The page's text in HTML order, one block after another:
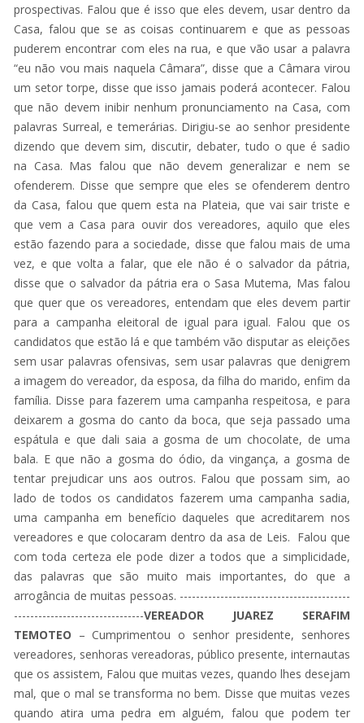
prospectivas. Falou que é isso que eles devem, usar dentro da
Casa, falou que se as coisas continuarem e que as pessoas
puderem encontrar com eles na rua, e que vão usar a palavra
“eu não vou mais naquela Câmara”, disse que a Câmara virou
um setor torpe, disse que isso jamais poderá acontecer. Falou
que não devem inibir nenhum pronunciamento na Casa, com
palavras Surreal, e temerárias. Dirigiu-se ao senhor presidente
dizendo que devem sim, discutir, debater, tudo o que é sadio
na Casa. Mas falou que não devem generalizar e nem se
ofenderem. Disse que sempre que eles se ofenderem dentro
da Casa, falou que quem esta na Plateia, que vai sair triste e
que vem a Casa para ouvir dos vereadores, aquilo que eles
estão fazendo para a sociedade, disse que falou mais de uma
vez, e que volta a falar, que ele não é o salvador da pátria,
disse que o salvador da pátria era o Sasa Mutema, Mas falou
que quer que os vereadores, entendam que eles devem partir
para a campanha eleitoral de igual para igual. Falou que os
candidatos que estão lá e que também vão disputar as eleições
sem usar palavras ofensivas, sem usar palavras que denigrem
a imagem do vereador, da esposa, da filha do marido, enfim da
família. Disse para fazerem uma campanha respeitosa, e para
deixarem a gosma do canto da boca, que seja passado uma
espátula e que dali saia a gosma de um chocolate, de uma
bala. E que não a gosma do ódio, da vingança, a gosma de
tentar prejudicar uns aos outros. Falou que possam sim, ao
lado de todos os candidatos fazerem uma campanha sadia,
uma campanha em benefício daqueles que acreditarem nos
vereadores e que colocaram dentro da asa de Leis. Falou que
com toda certeza ele pode dizer a todos que a simplicidade,
das palavras que são muito mais importantes, do que a
arrogância de muitas pessoas. ------------------------------------------
--------------------------------VEREADOR JUAREZ SERAFIM
TEMOTEO – Cumprimentou o senhor presidente, senhores
vereadores, senhoras vereadoras, público presente, internautas
que os assistem, Falou que muitas vezes, quando lhes desejam
mal, que o mal se transforma no bem. Disse que muitas vezes
quando atira uma pedra em alguém, falou que podem ter